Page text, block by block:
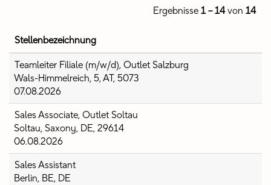
Ergebnisse 1 – 14von 14
Stellenbezeichnung
Teamleiter Filiale (m/w/d), Outlet Salzburg
Wals-Himmelreich, 5, AT, 5073
07.08.2026
Sales Associate, Outlet Soltau
Soltau, Saxony, DE, 29614
06.08.2026
Sales Assistant
Berlin, BE, DE